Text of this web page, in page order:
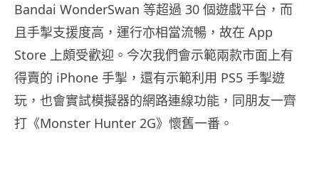
Bandai WonderSwan 等超過 30 個遊戲平台，而
且手掣支援度高，運行亦相當流暢，故在 App
Store 上頗受歡迎。今次我們會示範兩款市面上有
得賣的 iPhone 手掣，還有示範利用 PS5 手掣遊
玩，也會實試模擬器的網路連線功能，同朋友一齊
打《Monster Hunter 2G》懷舊一番。